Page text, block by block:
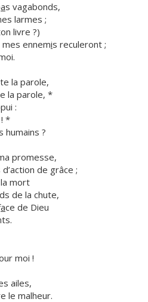
as vagabonds,
larmes ;
livre ?)
mes ennemis reculeront ;
la parole,
la parole, *
:
*
humains ?
promesse,
d’action de grâce ;
mort
ds de la chute,
ace de Dieu
moi !
ailes,
le malheur.